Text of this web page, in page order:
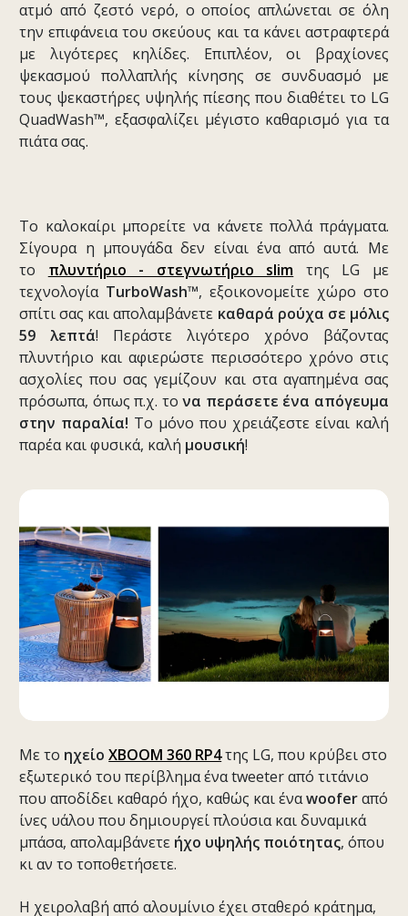
ατμό από ζεστό νερό, ο οποίος απλώνεται σε όλη
την επιφάνεια του σκεύους και τα κάνει αστραφτερά
με λιγότερες κηλίδες. Επιπλέον, οι βραχίονες
ψεκασμού πολλαπλής κίνησης σε συνδυασμό με
τους ψεκαστήρες υψηλής πίεσης που διαθέτει το LG
QuadWash™, εξασφαλίζει μέγιστο καθαρισμό για τα
πιάτα σας.
Το καλοκαίρι μπορείτε να κάνετε πολλά πράγματα.
Σίγουρα η μπουγάδα δεν είναι ένα από αυτά. Με
το πλυντήριο - στεγνωτήριο slim της LG με
τεχνολογία TurboWash™, εξοικονομείτε χώρο στο
σπίτι σας και απολαμβάνετε καθαρά ρούχα σε μόλις
59 λεπτά! Περάστε λιγότερο χρόνο βάζοντας
πλυντήριο και αφιερώστε περισσότερο χρόνο στις
ασχολίες που σας γεμίζουν και στα αγαπημένα σας
πρόσωπα, όπως π.χ. τονα περάσετε ένα απόγευμα
στην παραλία! Το μόνο που χρειάζεστε είναι καλή
παρέα και φυσικά, καλή μουσική!
Με το ηχείοXBOOM 360 RP4της LG, που κρύβει στο
εξωτερικό του περίβλημα ένα tweeter από τιτάνιο
που αποδίδει καθαρό ήχο, καθώς και έναwooferαπό
ίνες υάλου που δημιουργεί πλούσια και δυναμικά
μπάσα, απολαμβάνετε ήχο υψηλής ποιότητας, όπου
κι αν το τοποθετήσετε.
Η χειρολαβή από αλουμίνιο έχει σταθερό κράτημα,